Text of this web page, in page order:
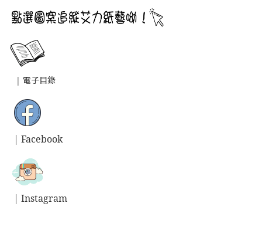
| 電子目錄
| Facebook
| Instagram